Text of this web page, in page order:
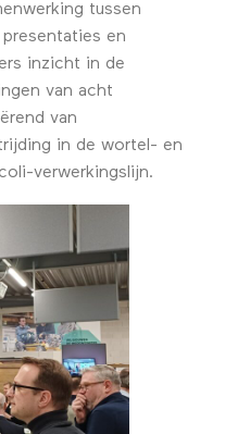
tussen
presentaties en
inzicht in de
van acht
van
in de wortel- en
verwerkingslijn.